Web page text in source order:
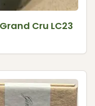
Cru LC23